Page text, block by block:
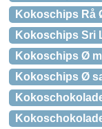
Kokoschips Rå
Kokoschips Sri
Kokoschips Ø
Kokoschips Ø